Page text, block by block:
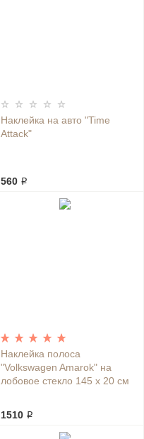
Наклейка на авто "Time
Attack"
560 ₽
Наклейка полоса
"Volkswagen Amarok" на
лобовое стекло 145 х 20 см
1510 ₽